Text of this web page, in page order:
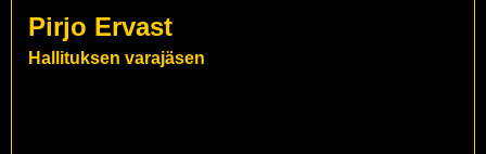
Pirjo Ervast
Hallituksen varajäsen